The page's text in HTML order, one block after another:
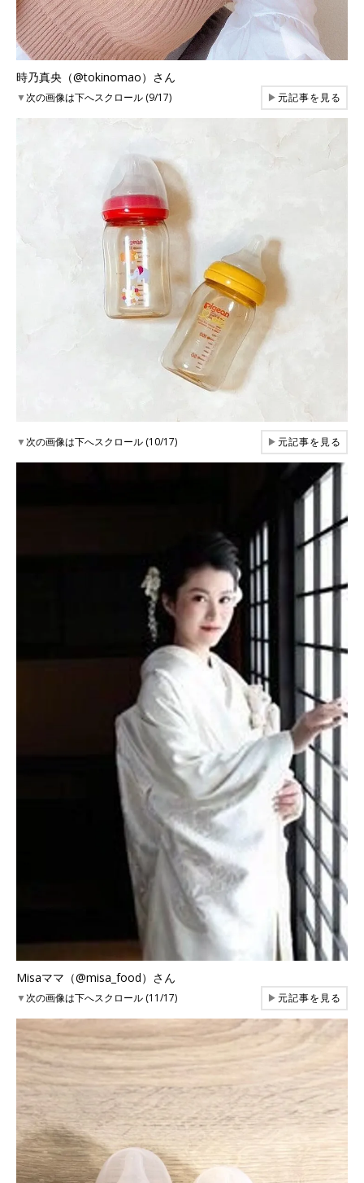
時乃真央（@tokinomao）さん
▼次の画像は下へスクロール (9/17) ▶元記事を見る
▼次の画像は下へスクロール (10/17) ▶元記事を見る
Misaママ（@misa_food）さん
▼次の画像は下へスクロール (11/17) ▶元記事を見る